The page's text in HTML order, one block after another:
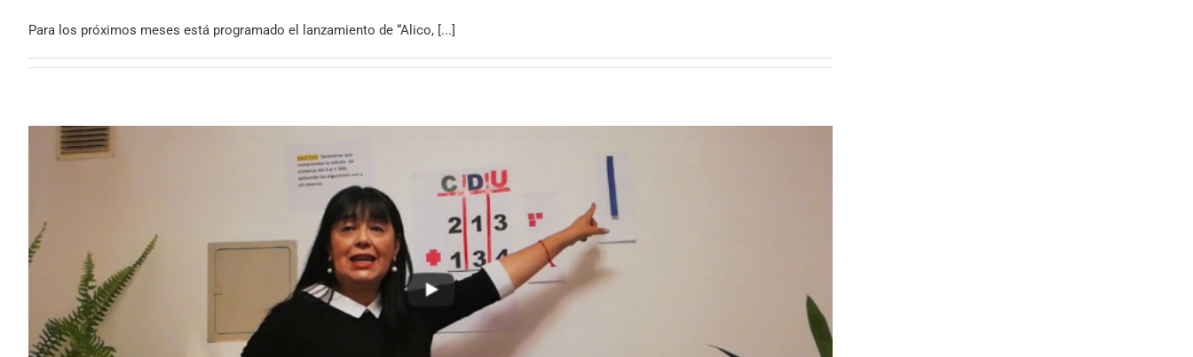
Para los próximos meses está programado el lanzamiento de “Alico, [...]